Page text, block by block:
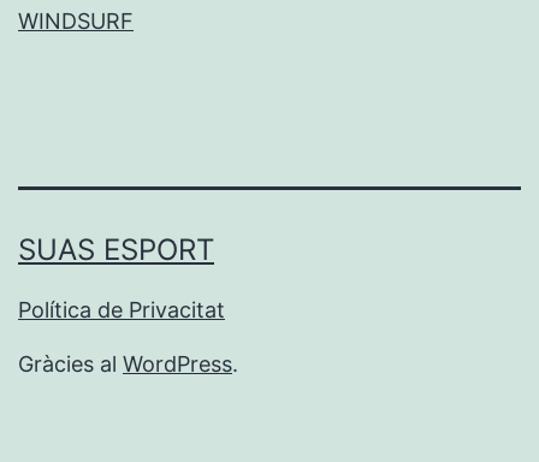
WINDSURF
SUAS ESPORT
Política de Privacitat
Gràcies al WordPress.